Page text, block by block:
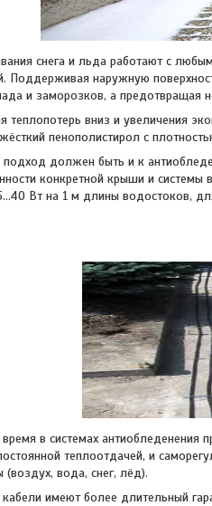
снега и льда работают с любым
Поддерживая наружную
и заморозков, а предотвращая
вниз и увеличения
пенополистирол с
должен быть и к
конкретной крыши и
Вт на 1 м длины водостоков,
в системах антиобледенения
теплоотдачей, и
вода, снег, лёд).
имеют более длительный